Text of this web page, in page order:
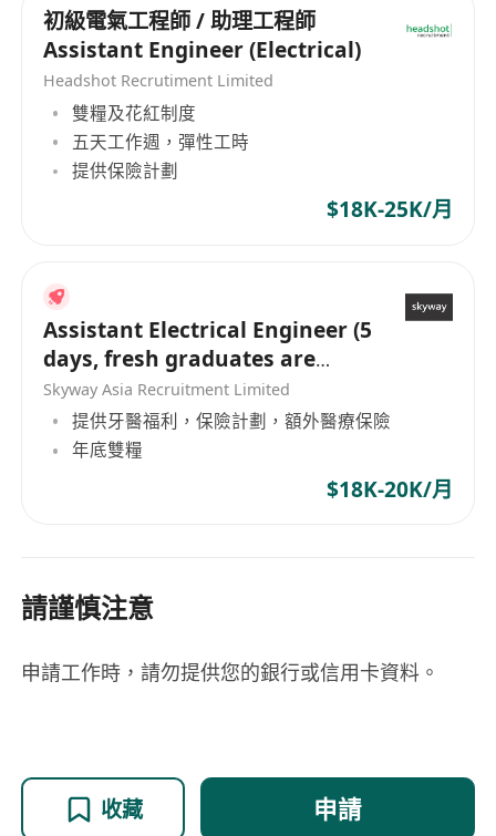
初級電氣工程師 / 助理工程師
Assistant Engineer (Electrical)
Headshot Recrutiment Limited
雙糧及花紅制度
五天工作週，彈性工時
提供保險計劃
$18K-25K/月
Assistant Electrical Engineer (5
days, fresh graduates are
welcome!)
Skyway Asia Recruitment Limited
提供牙醫福利，保險計劃，額外醫療保險
年底雙糧
$18K-20K/月
請謹慎注意
申請工作時，請勿提供您的銀行或信用卡資料。
收藏 申請